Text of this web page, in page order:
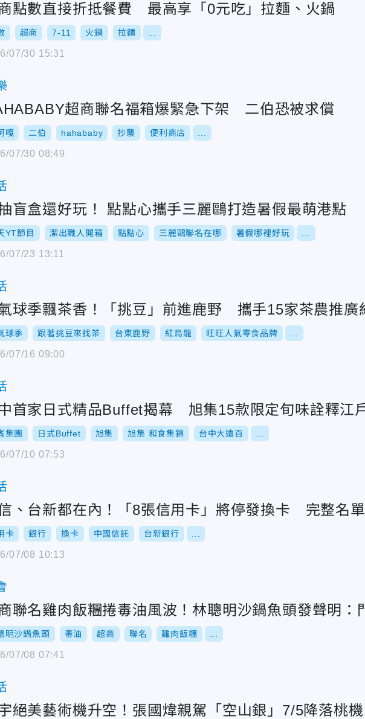
點數直接折抵餐費 最高享「0元吃」拉麵、火鍋
超商 7-11 火鍋 拉麵
07/30 15:31
超商聯名福箱爆緊急下架 二伯恐被求償
嘎 二伯 hahababy 抄襲 便利商店
07/30 08:49
盲盒還好玩！ 點點心攜手三麗鷗打造暑假最萌港點
YT節目 潔出職人開箱 點點心 三麗鷗聯名在哪 暑假哪裡好玩
07/23 13:11
球季飄茶香！「挑豆」前進鹿野 攜手15家茶農推廣
球季 跟著挑豆來找茶 台東鹿野 紅烏龍 旺旺人氣零食品牌
07/16 09:00
首家日式精品Buffet揭幕 旭集15款限定旬味詮釋江
集團 日式Buffet 旭集 旭集 和食集錦 台中大遠百
07/10 07:53
、台新都在內！「8張信用卡」將停發換卡 完整名
卡 銀行 換卡 中國信託 台新銀行
07/08 10:13
聯名雞肉飯糰捲毒油風波！林聰明沙鍋魚頭發聲明：
明沙鍋魚頭 毒油 超商 聯名 雞肉飯糰
07/08 07:41
絕美藝術機升空！張國煒親駕「空山銀」7/5降落桃機